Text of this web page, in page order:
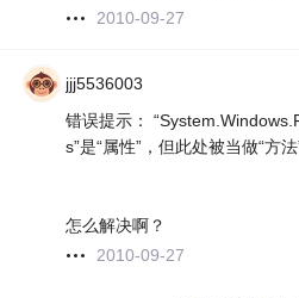
2010-09-27
jjj5536003
错误提示：
s”是“属性”，但此处被当做“方
怎么解决啊？
2010-09-27